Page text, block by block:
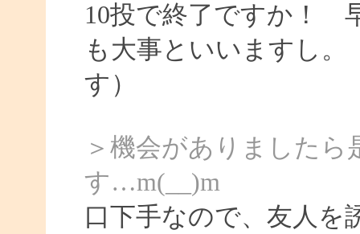
10投で終了ですか！
も大事といいますし
す）
＞機会がありました
す…m(__)m
口下手なので、友人